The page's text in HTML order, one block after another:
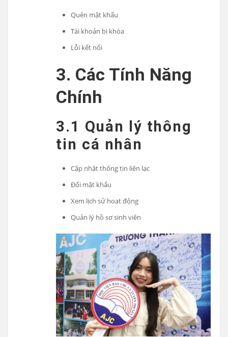
Quên mật khẩu
Tài khoản bị khóa
Lỗi kết nối
3. Các Tính Năng
Chính
3.1 Quản lý thông
tin cá nhân
Cập nhật thông tin liên lạc
Đổi mật khẩu
Xem lịch sử hoạt động
Quản lý hồ sơ sinh viên